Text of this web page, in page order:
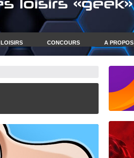
LOISIRS CONCOURS A PROPOS